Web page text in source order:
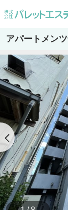
アパートメン